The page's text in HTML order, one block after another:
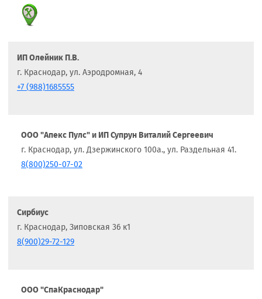
ИП Олейник П.В.
г. Краснодар, ул. Аэродромная, 4
+7 (988)1685555
ООО "Апекс Пулс" и ИП Супрун Виталий Сергеевич
г. Краснодар, ул. Дзержинского 100а., ул. Раздельная 41.
8(800)250-07-02
Сирбиус
г. Краснодар, Зиповская 36 к1
8(900)29-72-129
ООО "СпаКраснодар"